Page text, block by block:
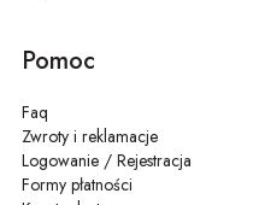
Pomoc
Faq
Zwroty i reklamacje
Logowanie / Rejestracja
Formy płatności